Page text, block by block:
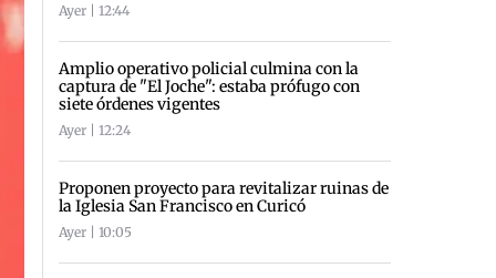
Ayer | 12:44
Amplio operativo policial culmina con la
captura de "El Joche": estaba prófugo con
siete órdenes vigentes
Ayer | 12:24
Proponen proyecto para revitalizar ruinas de
la Iglesia San Francisco en Curicó
Ayer | 10:05